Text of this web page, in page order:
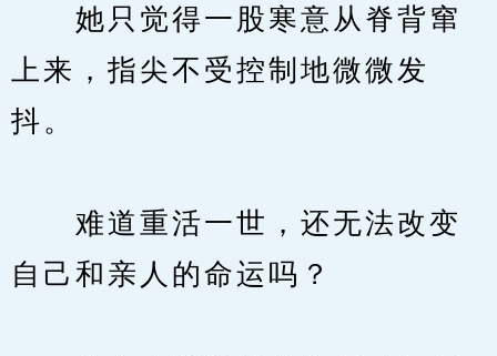
她只觉得一股寒意从脊背窜
上来，指尖不受控制地微微发
抖。
难道重活一世，还无法改变
自己和亲人的命运吗？